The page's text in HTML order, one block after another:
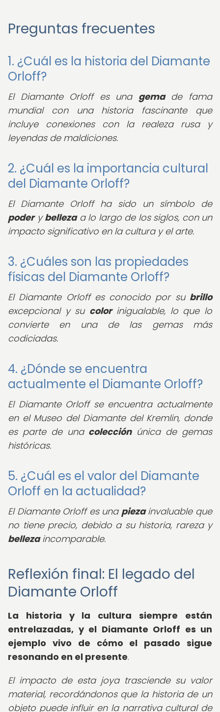
Preguntas frecuentes
1. ¿Cuál es la historia del Diamante
Orloff?
El Diamante Orloff es una gemade fama
mundial con una historia fascinante que
incluye conexiones con la realeza rusa y
leyendas de maldiciones.
2. ¿Cuál es la importancia cultural
del Diamante Orloff?
El Diamante Orloff ha sido un símbolo de
poderybellezaa lo largo de los siglos, con un
impacto significativo en la cultura y el arte.
3. ¿Cuáles son las propiedades
físicas del Diamante Orloff?
El Diamante Orloff es conocido por su brillo
excepcional y su colorinigualable, lo que lo
convierte en una de las gemas más
codiciadas.
4. ¿Dónde se encuentra
actualmente el Diamante Orloff?
El Diamante Orloff se encuentra actualmente
en el Museo del Diamante del Kremlin, donde
es parte de una colecciónúnica de gemas
históricas.
5. ¿Cuál es el valor del Diamante
Orloff en la actualidad?
El Diamante Orloff es una piezainvaluable que
no tiene precio, debido a su historia, rareza y
bellezaincomparable.
Reflexión final: El legado del
Diamante Orloff
La historia y la cultura siempre están
entrelazadas, y el Diamante Orloff es un
ejemplo vivo de cómo el pasado sigue
resonando en el presente.
El impacto de esta joya trasciende su valor
material, recordándonos que la historia de un
objeto puede influir en la narrativa cultural de